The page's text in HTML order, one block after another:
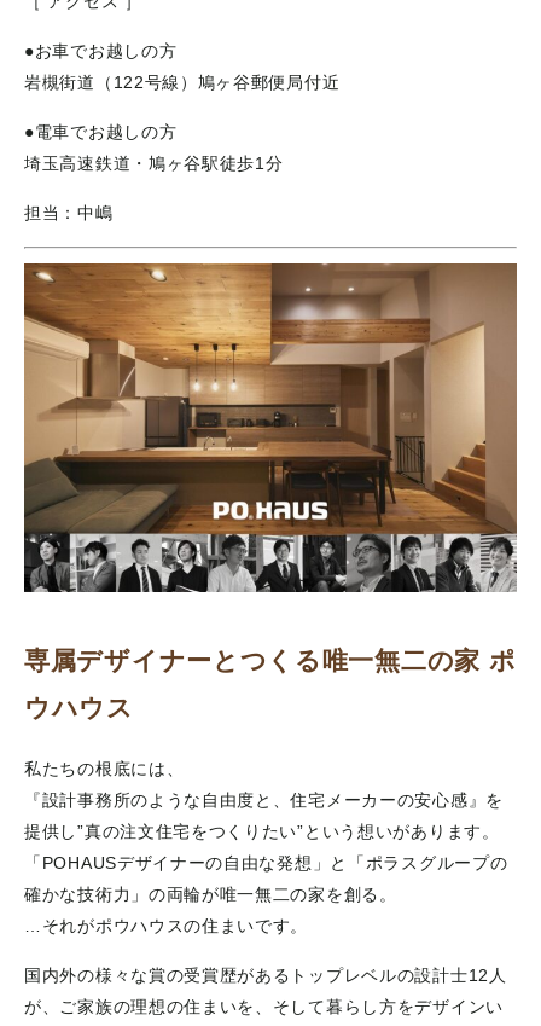
●お車でお越しの方
岩槻街道（122号線）鳩ヶ谷郵便局付近
●電車でお越しの方
埼玉高速鉄道・鳩ヶ谷駅徒歩1分
担当：中嶋
専属デザイナーとつくる唯一無二の家 ポ
ウハウス
私たちの根底には、
『設計事務所のような自由度と、住宅メーカーの安心感』を
提供し”真の注文住宅をつくりたい”という想いがあります。
「POHAUSデザイナーの自由な発想」と「ポラスグループの
確かな技術力」の両輪が唯一無二の家を創る。
…それがポウハウスの住まいです。
国内外の様々な賞の受賞歴があるトップレベルの設計士12人
が、ご家族の理想の住まいを、そして暮らし方をデザインい